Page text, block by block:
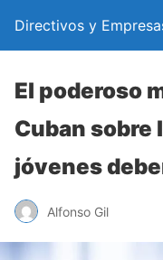
Directivos y
El poderoso
Cuban sobre
jóvenes
Alfonso Gil